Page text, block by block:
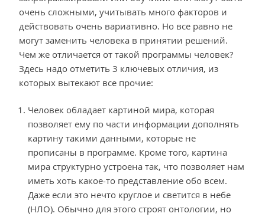
очень сложными, учитывать много факторов и
действовать очень вариативно. Но все равно не
могут заменить человека в принятии решений.
Чем же отличается от такой программы человек?
Здесь надо отметить 3 ключевых отличия, из
которых вытекают все прочие:
Человек обладает картиной мира, которая
позволяет ему по части информации дополнять
картину такими данными, которые не
прописаны в программе. Кроме того, картина
мира структурно устроена так, что позволяет нам
иметь хоть какое-то представление обо всем.
Даже если это нечто круглое и светится в небе
(НЛО). Обычно для этого строят онтологии, но